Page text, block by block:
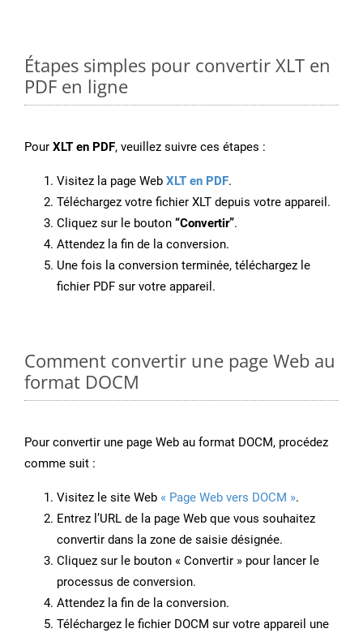
Étapes simples pour convertir XLT en
PDF en ligne
Pour XLT en PDF, veuillez suivre ces étapes :
Visitez la page Web XLT en PDF.
Téléchargez votre fichier XLT depuis votre appareil.
Cliquez sur le bouton “Convertir”.
Attendez la fin de la conversion.
Une fois la conversion terminée, téléchargez le
fichier PDF sur votre appareil.
Comment convertir une page Web au
format DOCM
Pour convertir une page Web au format DOCM, procédez
comme suit :
Visitez le site Web « Page Web vers DOCM ».
Entrez l’URL de la page Web que vous souhaitez
convertir dans la zone de saisie désignée.
Cliquez sur le bouton « Convertir » pour lancer le
processus de conversion.
Attendez la fin de la conversion.
Téléchargez le fichier DOCM sur votre appareil une